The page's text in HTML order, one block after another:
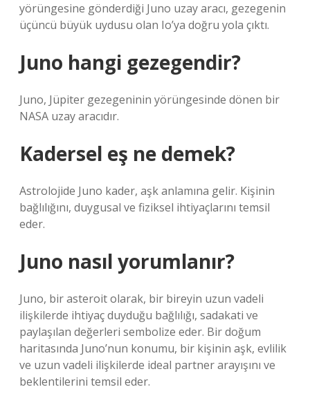
yörüngesine gönderdiği Juno uzay aracı, gezegenin
üçüncü büyük uydusu olan Io’ya doğru yola çıktı.
Juno hangi gezegendir?
Juno, Jüpiter gezegeninin yörüngesinde dönen bir
NASA uzay aracıdır.
Kadersel eş ne demek?
Astrolojide Juno kader, aşk anlamına gelir. Kişinin
bağlılığını, duygusal ve fiziksel ihtiyaçlarını temsil
eder.
Juno nasıl yorumlanır?
Juno, bir asteroit olarak, bir bireyin uzun vadeli
ilişkilerde ihtiyaç duyduğu bağlılığı, sadakati ve
paylaşılan değerleri sembolize eder. Bir doğum
haritasında Juno’nun konumu, bir kişinin aşk, evlilik
ve uzun vadeli ilişkilerde ideal partner arayışını ve
beklentilerini temsil eder.